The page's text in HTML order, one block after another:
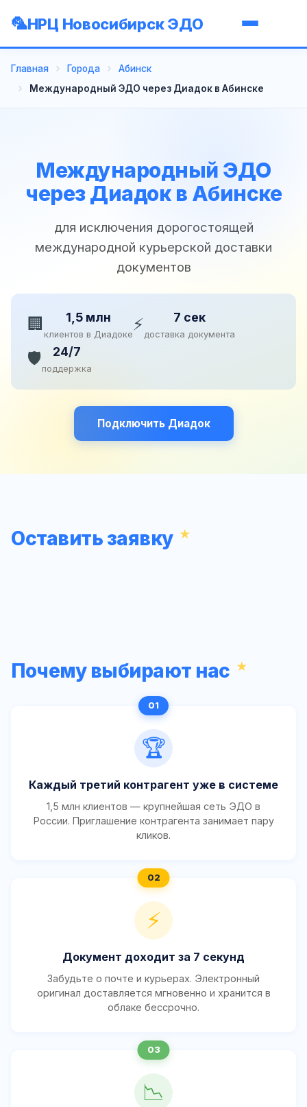
НРЦ Новосибирск ЭДО
Главная Города
Абинск
Международный ЭДО через Диадок в Абинске
Международный ЭДО
через Диадок в Абинске
для исключения дорогостоящей
международной курьерской доставки
документов
🏢 1,5 млн
клиентов в Диадоке⚡ 7 сек
доставка документа
🛡️ 24/7
поддержка
Подключить Диадок
Оставить заявку
Почему выбирают нас
🏆
Каждый третий контрагент уже в системе
1,5 млн клиентов — крупнейшая сеть ЭДО в
России. Приглашение контрагента занимает пару
кликов.
⚡
Документ доходит за 7 секунд
Забудьте о почте и курьерах. Электронный
оригинал доставляется мгновенно и хранится в
облаке бессрочно.
📉